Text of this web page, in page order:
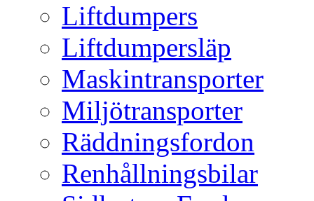
Liftdumpers
Liftdumpersläp
Maskintransporter
Miljötransporter
Räddningsfordon
Renhållningsbilar